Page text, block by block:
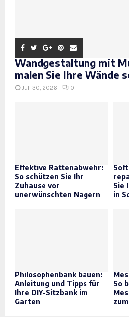
Wandgestaltung mit
malen Sie Ihre Wände
Juli 30, 2026 0
Effektive Rattenabwehr:
So schützen Sie Ihr
Zuhause vor
unerwünschten Nagern
Sie
in
Philosophenbank bauen:
Anleitung und Tipps für
Ihre DIY-Sitzbank im
Garten
So